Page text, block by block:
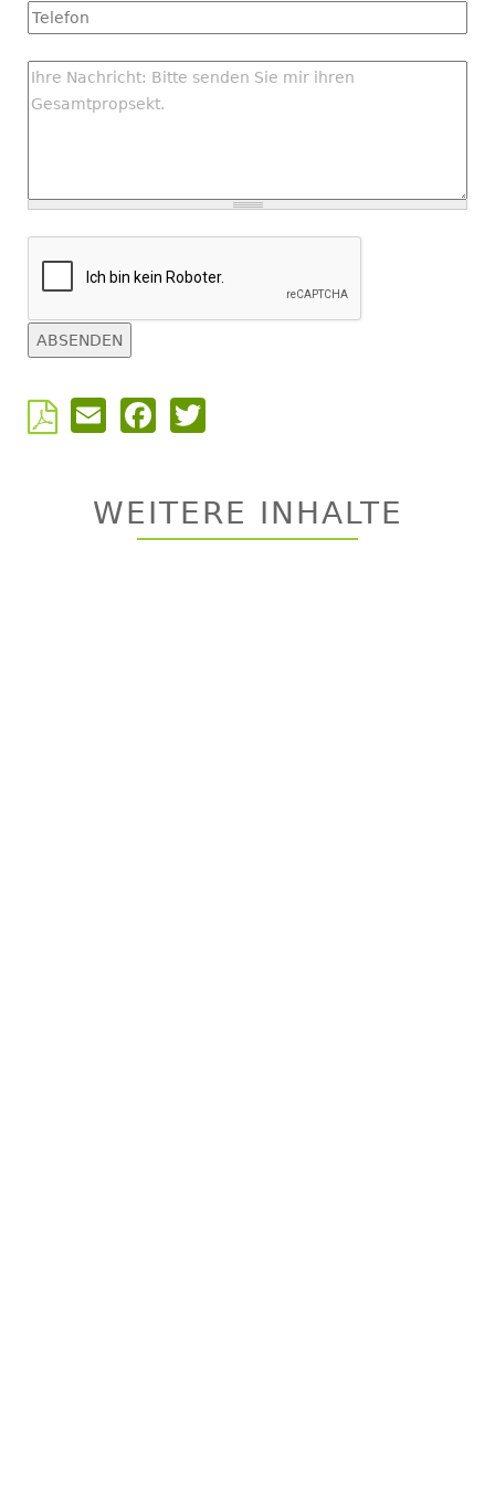
Tel
Nachricht
EmailFacebook
WEITERE INHALTE